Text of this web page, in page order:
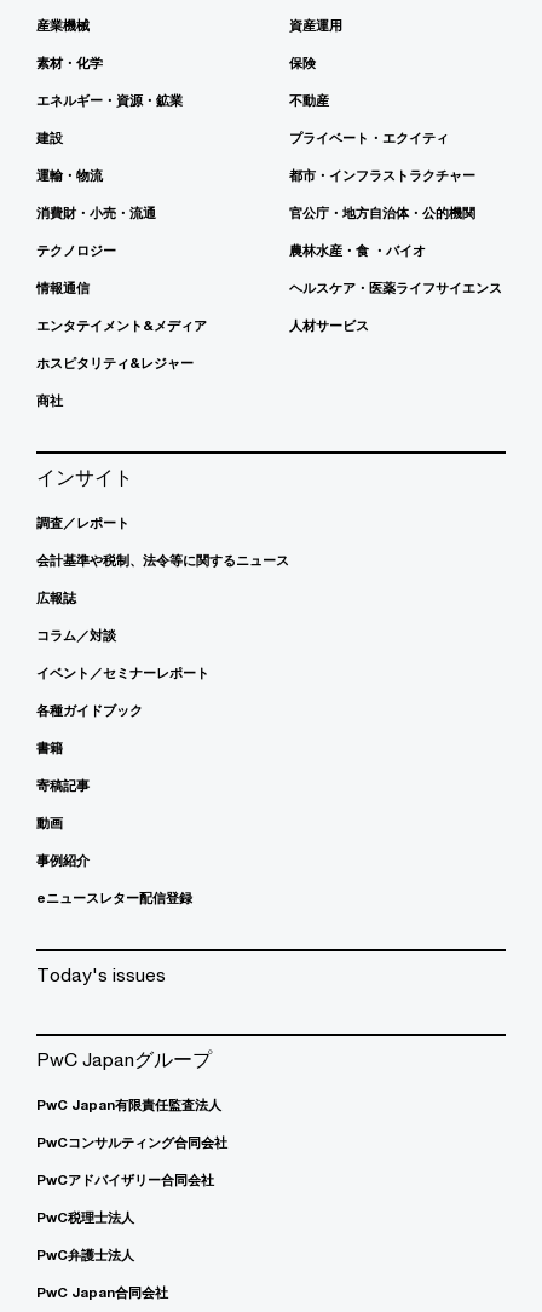
産業機械
素材・化学
エネルギー・資源・鉱業
建設
運輸・物流
消費財・小売・流通
テクノロジー
情報通信
エンタテイメント&メディア
ホスピタリティ&レジャー
商社
資産運用
保険
不動産
プライベート・エクイティ
都市・インフラストラクチャー
官公庁・地方自治体・公的機関
農林水産・食 ・バイオ
ヘルスケア・医薬ライフサイエンス
人材サービス
インサイト
調査／レポート
会計基準や税制、法令等に関するニュース
広報誌
コラム／対談
イベント／セミナーレポート
各種ガイドブック
書籍
寄稿記事
動画
事例紹介
eニュースレター配信登録
Today's issues
PwC Japanグループ
PwC Japan有限責任監査法人
PwCコンサルティング合同会社
PwCアドバイザリー合同会社
PwC税理士法人
PwC弁護士法人
PwC Japan合同会社